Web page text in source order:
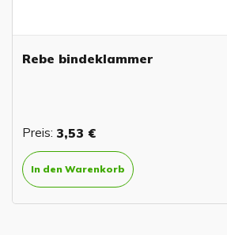
Rebe bindeklammer
Preis: 3,53 €
In den Warenkorb